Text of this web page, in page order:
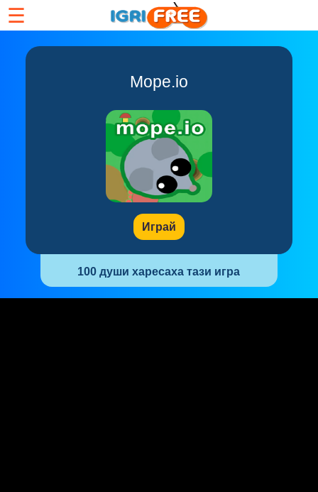
☰
Mope.io
Играй
100 души харесаха тази игра